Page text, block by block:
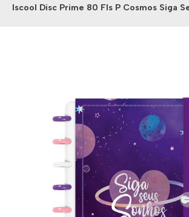
Iscool Disc Prime 80 Fls P Cosmos Siga